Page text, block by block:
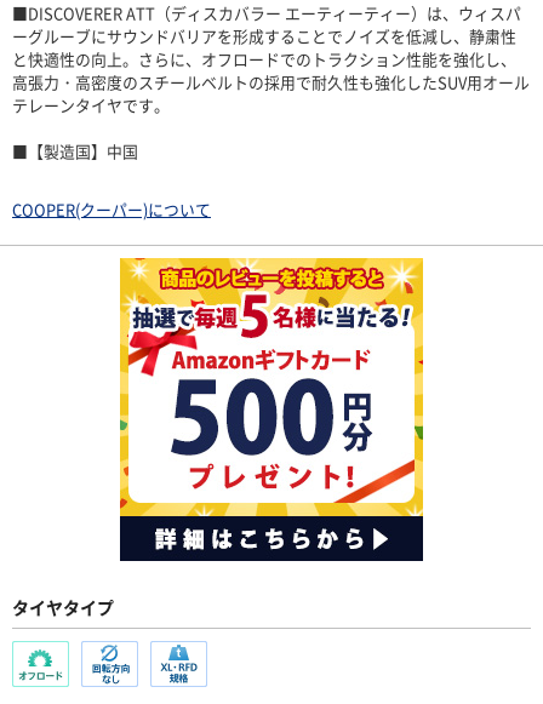
■DISCOVERER ATT（ディスカバラー エーティーティー）は、ウィスパ
ーグルーブにサウンドバリアを形成することでノイズを低減し、静粛性
と快適性の向上。さらに、オフロードでのトラクション性能を強化し、
高張力・高密度のスチールベルトの採用で耐久性も強化したSUV用オール
テレーンタイヤです。
■【製造国】中国
COOPER(クーパー)について
タイヤタイプ